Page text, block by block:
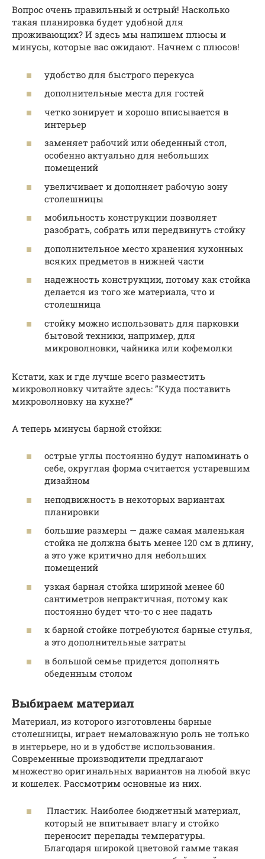
Вопрос очень правильный и острый! Насколько
такая планировка будет удобной для
проживающих? И здесь мы напишем плюсы и
минусы, которые вас ожидают. Начнем с плюсов!
удобство для быстрого перекуса
дополнительные места для гостей
четко зонирует и хорошо вписывается в
интерьер
заменяет рабочий или обеденный стол,
особенно актуально для небольших
помещений
увеличивает и дополняет рабочую зону
столешницы
мобильность конструкции позволяет
разобрать, собрать или передвинуть стойку
дополнительное место хранения кухонных
всяких предметов в нижней части
надежность конструкции, потому как стойка
делается из того же материала, что и
столешница
стойку можно использовать для парковки
бытовой техники, например, для
микроволновки, чайника или кофемолки
Кстати, как и где лучше всего разместить
микроволновку читайте здесь: ”Куда поставить
микроволновку на кухне?”
А теперь минусы барной стойки:
острые углы постоянно будут напоминать о
себе, округлая форма считается устаревшим
дизайном
неподвижность в некоторых вариантах
планировки
большие размеры — даже самая маленькая
стойка не должна быть менее 120 см в длину,
а это уже критично для небольших
помещений
узкая барная стойка шириной менее 60
сантиметров непрактичная, потому как
постоянно будет что-то с нее падать
к барной стойке потребуются барные стулья,
а это дополнительные затраты
в большой семье придется дополнять
обеденным столом
Выбираем материал
Материал, из которого изготовлены барные
столешницы, играет немаловажную роль не только
в интерьере, но и в удобстве использования.
Современные производители предлагают
множество оригинальных вариантов на любой вкус
и кошелек. Рассмотрим основные из них.
Пластик. Наиболее бюджетный материал,
который не впитывает влагу и стойко
переносит перепады температуры.
Благодаря широкой цветовой гамме такая